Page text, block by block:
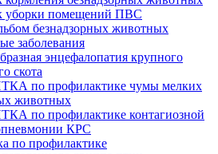
уборки помещений ПВС
безнадзорных животных
заболевания
энцефалопатия крупного
скота
по профилактике чумы мелких
животных
по профилактике контагиозной
КРС
по профилактике